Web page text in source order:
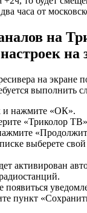
часа от
на
на
на экране
выполнить
и нажмите «ОК».
«Триколор
выберете
активирован
появиться
пункт